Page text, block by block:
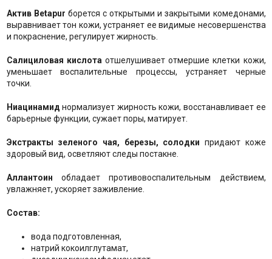
Актив Betapur борется с открытыми и закрытыми комедонами,
выравнивает тон кожи, устраняет ее видимые несовершенства
и покраснение, регулирует жирность.
Салициловая кислота отшелушивает отмершие клетки кожи,
уменьшает воспалительные процессы, устраняет черные
точки.
Ниацинамид нормализует жирность кожи, восстанавливает ее
барьерные функции, сужает поры, матирует.
Экстракты зеленого чая, березы, солодки придают коже
здоровый вид, осветляют следы постакне.
Аллантоин обладает противовоспалительным действием,
увлажняет, ускоряет заживление.
Состав:
вода подготовленная,
натрий кокоилглутамат,